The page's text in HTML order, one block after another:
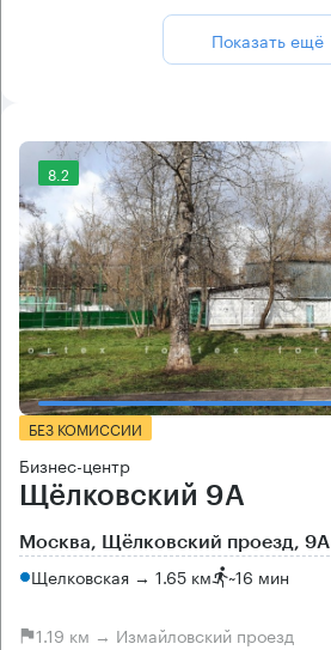
Показать ещё
8.2
БЕЗ КОМИССИИ
Бизнес-центр
Щёлковский 9А
Москва, Щёлковский проезд, 9А
Щелковская → 1.65 км ~16 мин
1.19 км → Измайловский проезд